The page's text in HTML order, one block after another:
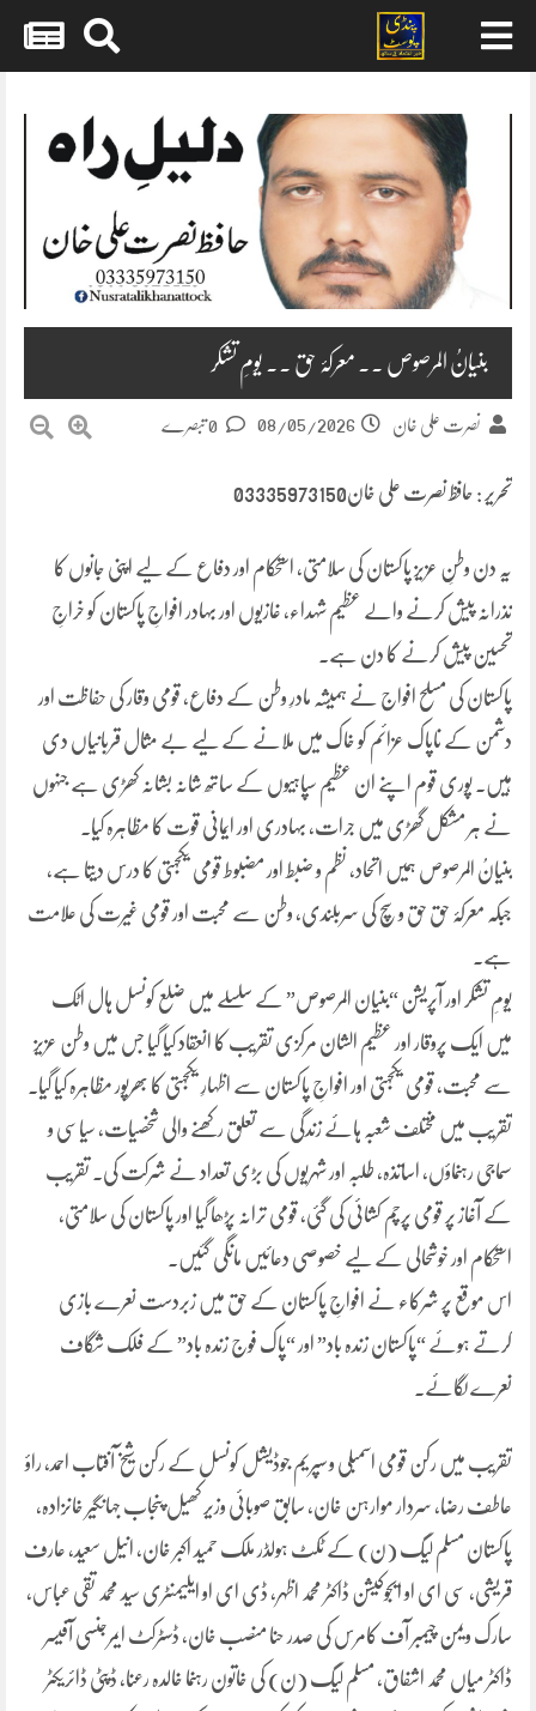
content
بنیانُ المرصوص ۔۔ معرکۂ حق ۔۔ یومِ تشکر
نصرت علی خان 08/05/2026
تحریر : حافظ نصرت علی خان03335973150
یہ دن وطنِ عزیز پاکستان کی سلامتی، استحکام اور دفاع کے لیے اپنی جانوں کا
نذرانہ پیش کرنے والے عظیم شہداء، غازیوں اور بہادر افواجِ پاکستان کو خراجِ
تحسین پیش کرنے کا دن ہے۔
پاکستان کی مسلح افواج نے ہمیشہ مادرِ وطن کے دفاع، قومی وقار کی حفاظت اور
دشمن کے ناپاک عزائم کو خاک میں ملانے کے لیے بے مثال قربانیاں دی
ہیں۔ پوری قوم اپنے ان عظیم سپاہیوں کے ساتھ شانہ بشانہ کھڑی ہے جنہوں
نے ہر مشکل گھڑی میں جرات، بہادری اور ایمانی قوت کا مظاہرہ کیا۔
بنیانُ المرصوص ہمیں اتحاد، نظم و ضبط اور مضبوط قومی یکجہتی کا درس دیتا ہے،
جبکہ معرکۂ حق حق و سچ کی سربلندی، وطن سے محبت اور قومی غیرت کی علامت
ہے۔
یومِ تشکر اور آپریشن “بنیان المرصوص” کے سلسلے میں ضلع کونسل ہال اٹک
میں ایک پروقار اور عظیم الشان مرکزی تقریب کا انعقاد کیا گیا جس میں وطن عزیز
سے محبت، قومی یکجہتی اور افواجِ پاکستان سے اظہارِ یکجہتی کا بھرپور مظاہرہ کیا گیا۔
تقریب میں مختلف شعبہ ہائے زندگی سے تعلق رکھنے والی شخصیات، سیاسی و
سماجی رہنماؤں، اساتذہ، طلبہ اور شہریوں کی بڑی تعداد نے شرکت کی۔ تقریب
کے آغاز پر قومی پرچم کشائی کی گئی، قومی ترانہ پڑھا گیا اور پاکستان کی سلامتی،
استحکام اور خوشحالی کے لیے خصوصی دعائیں مانگی گئیں۔
اس موقع پر شرکاء نے افواجِ پاکستان کے حق میں زبردست نعرے بازی
کرتے ہوئے “پاکستان زندہ باد” اور “پاک فوج زندہ باد” کے فلک شگاف
نعرے لگائے۔
تقریب میں رکن قومی اسمبلی و سپریم جوڈیشل کونسل کے رکن شیخ آفتاب احمد، راؤ
عاطف رضا، سردار موارہن خان، سابق صوبائی وزیر کھیل پنجاب جہانگیر خانزادہ،
پاکستان مسلم لیگ (ن) کے ٹکٹ ہولڈر ملک حمید اکبر خان، انیل سعید، عارف
قریشی، سی ای او ایجوکیشن ڈاکٹر محمد اظہر، ڈی ای او ایلیمنٹری سید محمد تقی عباس،
سارک ویمن چیمبر آف کامرس کی صدر حنا منصب خان، ڈسٹرکٹ ایمرجنسی آفیسر
ڈاکٹر میاں محمد اشفاق، مسلم لیگ (ن) کی خاتون رہنما خالدہ رعنا، ڈپٹی ڈائریکٹر